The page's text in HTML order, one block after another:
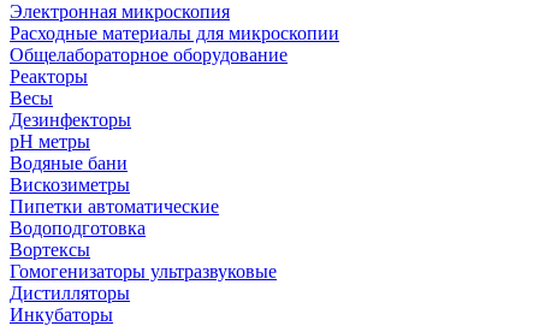
Электронная микроскопия
Расходные материалы для микроскопии
Общелабораторное оборудование
Реакторы
Весы
Дезинфекторы
рН метры
Водяные бани
Вискозиметры
Пипетки автоматические
Водоподготовка
Вортексы
Гомогенизаторы ультразвуковые
Дистилляторы
Инкубаторы